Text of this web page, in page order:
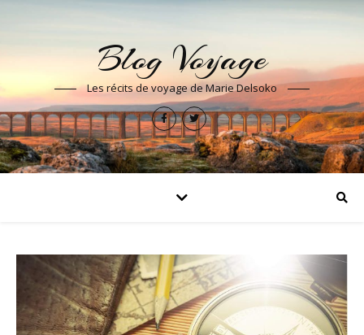
Blog Voyage
Les récits de voyage de Marie Delsoko